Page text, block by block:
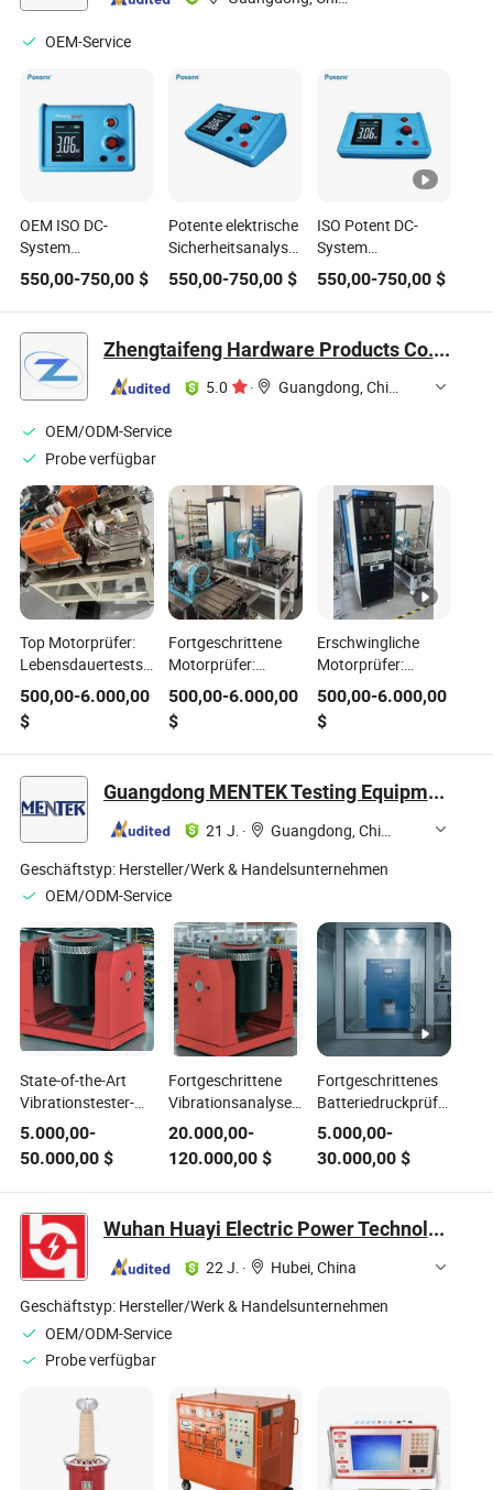
OEM-Service
OEM ISO DC-
System
Fehlerstromprüfer
Elektrische
Sicherheitsanalysatoren
550,00-750,00 $
Potente elektrische
Sicherheitsanalysatoren
DC-System
Erdfehler-
Isolationsprüfer
550,00-750,00$
ISO Potent DC-
System
Fehlerstromprüfer
Elektrische
Sicherheitsanalysatoren
550,00-750,00$
Zhengtaifeng Hardware Products Co., Ltd.
5.0 · Guangdong, China
OEM/ODM-Service
Probe verfügbar
Top Motorprüfer:
Lebensdauertestsysteme
für genaue
Lebensdauerinformationen
500,00-6.000,00
$
Fortgeschrittene
Motorprüfer:
Lebensdauertestsysteme
für perfekte
Haltbarkeitsresultate
500,00-6.000,00
$
Erschwingliche
Motorprüfer:
System bereit,
Chinas Pionier und
erste Wahl
500,00-6.000,00
$
Guangdong MENTEK Testing Equipment Co.,Ltd
21 J. ·
Guangdong, China
Geschäftstyp: Hersteller/Werk & Handelsunternehmen
OEM/ODM-Service
State-of-the-Art
Vibrationstester-
Analysator für
moderne 3c
Prüfsysteme
5.000,00-
50.000,00 $
Fortgeschrittene
Vibrationsanalysegerät
für präzise
Elektronikinspektionswerkzeug
Systemtester
20.000,00-
120.000,00$
Fortgeschrittenes
Batteriedruckprüfgerät
für Lithium-Pack-
Extrusionsprüfsystem
5.000,00-
30.000,00$
Wuhan Huayi Electric Power Technology Co., Ltd.
22 J. ·
Hubei, China
Geschäftstyp: Hersteller/Werk & Handelsunternehmen
OEM/ODM-Service
Probe verfügbar